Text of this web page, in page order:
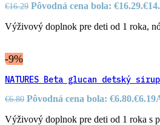
€16.29 Pôvodná cena bola: €16.29.€
Výživový doplnok pre deti od 1 roka,
-9%
NATURES Beta glucan detský
€6.80 Pôvodná cena bola: €6.80.€6.19
Výživový doplnok pre deti od 1 roka s